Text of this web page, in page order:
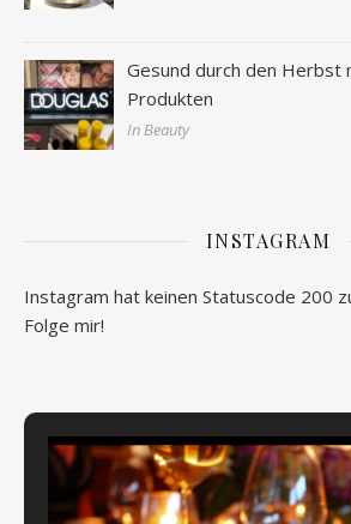
Gesund durch den Herbst
Produkten
In Beauty
INSTAGRAM
Instagram hat keinen Statuscode 200
Folge mir!